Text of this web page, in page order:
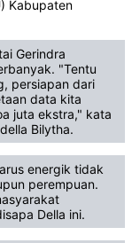
Kabupaten
Gerindra
"Tentu
persiapan dari
data kita
juta ekstra," kata
Bilytha.
energik tidak
perempuan.
Della ini.